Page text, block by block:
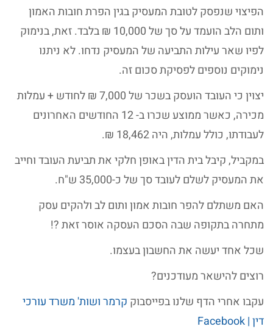
הפיצוי שנפסק לטובת המעסיק בגין הפרת חובות האמון
ותום הלב הועמד על סך של 10,000 ₪ בלבד. זאת, בנימוק
לפיו שאר עילות התביעה של המעסיק נדחו. לא ניתנו
נימוקים נוספים לפסיקת סכום זה.
יצוין כי העובד הועסק בשכר של 7,000 ₪ לחודש + עמלות
מכירה, כאשר ממוצע שכרו ב- 12 החודשים האחרונים
לעבודתו, כולל עמלות, היה 18,462 ₪.
במקביל, קיבל בית הדין באופן חלקי את תביעת העובד וחייב
את המעסיק לשלם לעובד סך של כ-35,000 ש"ח.
האם משתלם להפר חובות אמון ותום לב ולהקים עסק
מתחרה בתקופה שבה הסכם העסקה אוסר זאת ?!
שכל אחד יעשה את החשבון בעצמו.
רוצים להישאר מעודכנים?
עקבו אחרי הדף שלנו בפייסבוק קרמר ושות' משרד עורכי
דין | Facebook